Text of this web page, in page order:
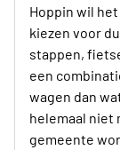
Hoppin wil
kiezen voor
stappen,
een
wagen dan
helemaal niet
gemeente